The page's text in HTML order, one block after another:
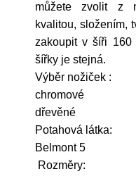
můžete zvolit z
kvalitou, složením,
zakoupit v šíři
šířky je stejná.
Výběr nožiček :
chromové
dřevěné
Potahová látka:
Belmont 5
Rozměry: